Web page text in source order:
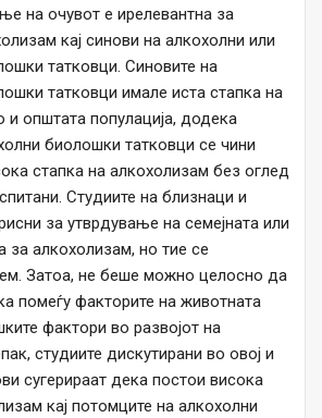
на очувот е ирелевантна за
кај синови на алкохолни или
татковци. Синовите на
татковци имале иста стапка на
и општата популација, додека
биолошки татковци се чини
стапка на алкохолизам без оглед
Студиите на близнаци и
за утврдување на семејната или
за алкохолизам, но тие се
Затоа, не беше можно целосно да
помеѓу факторите на животната
фактори во развојот на
студиите дискутирани во овој и
сугерираат дека постои висока
кај потомците на алкохолни